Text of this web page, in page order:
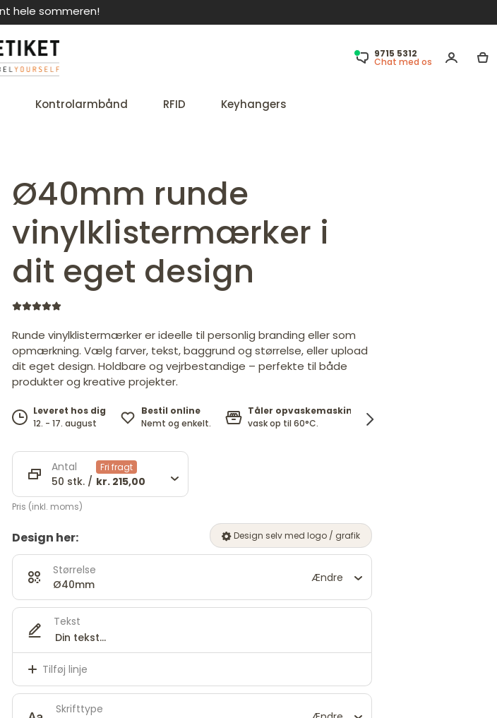
hele sommeren!
9715 5312
Chat med os
Kontrolarmbånd RFID Keyhangers
Ø40mm runde
vinylklistermærker i
dit eget design
Runde vinylklistermærker er ideelle til personlig branding eller som
opmærkning. Vælg farver, tekst, baggrund og størrelse, eller upload
dit eget design. Holdbare og vejrbestandige – perfekte til både
produkter og kreative projekter.
Leveret hos dig
12. - 17. august
Bestil online
Nemt og enkelt.
Tåler opvaskemaskine
vask op til 60°C.
Antal
50 stk. /
Fri fragt
kr. 215,00
Pris (inkl. moms)
Design her: Design selv med logo / grafik
Størrelse
Ø40mm
Ændre
Tekst
Tilføj linje
Skrifttype